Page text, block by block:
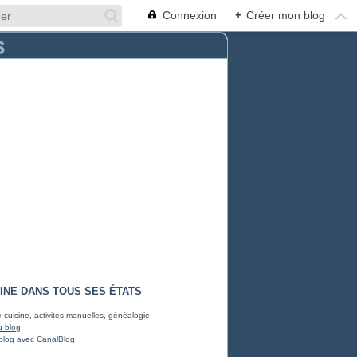
Connexion + Créer mon blog
DANS TOUS SES ÉTATS
cuisine, activités manuelles, généalogie
blog
avec CanalBlog